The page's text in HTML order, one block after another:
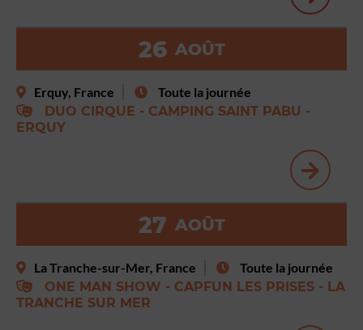
26 AOÛT
Erquy, France
Toute la journée
DUO CIRQUE - CAMPING SAINT PABU -
ERQUY
27 AOÛT
La Tranche-sur-Mer, France
Toute la journée
ONE MAN SHOW - CAPFUN LES PRISES - LA
TRANCHE SUR MER